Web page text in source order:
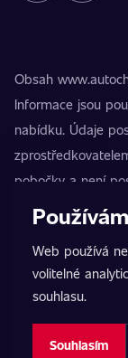
Obsah
Informace jsou
nabídku. Údaje
pobočky a není
registrovaná
nezpůsobilosti
Přesné
pobočky.
Nastavení cookies
Web používá
volitelné
souhlasu.
Souhlasím